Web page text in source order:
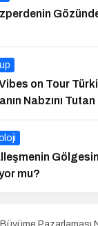
on Tour
Nabzını
mu?